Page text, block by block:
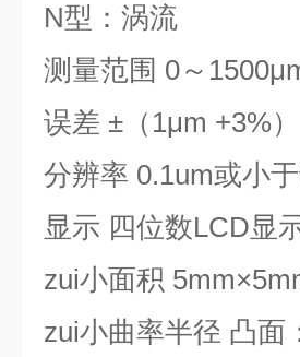
N型：涡流
测量范围 0～
误差 ± （1μm +3%）
分辨率 0.1um或小
显示 四位数LCD显
zui小面积
zui小曲率半径 凸面